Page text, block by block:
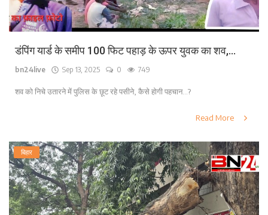
डंपिंग यार्ड के समीप 100 फिट पहाड़ के ऊपर युवक का शव,...
bn24live Sep 13, 2025 0 749
शव को निचे उतारने में पुलिस के छूट रहे पसीने, कैसे होगी पहचान...?
Read More
बिहार